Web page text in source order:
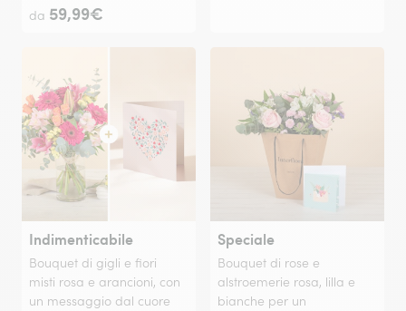
da 59,99€
Indimenticabile
Bouquet di gigli e fiori
misti rosa e arancioni, con
un messaggio dal cuore
Speciale
Bouquet di rose e
alstroemerie rosa, lilla e
bianche per un